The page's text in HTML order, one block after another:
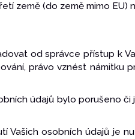
země (do země mimo EU)
od správce přístup k
právo vznést námitku
údajů bylo porušeno
Vašich osobních údajů je